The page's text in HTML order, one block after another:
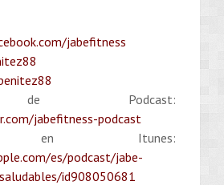
jabefitness
Podcast:
jabefitness-podcast
en Itunes:
es/podcast/jabe-
id908050681